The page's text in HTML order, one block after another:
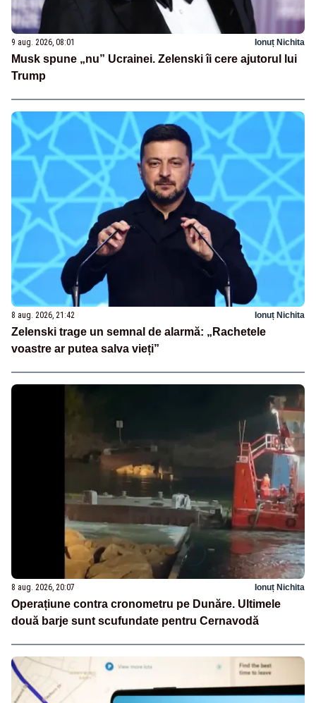
9 aug. 2026, 08:01 Ionuț Nichita
Musk spune „nu” Ucrainei. Zelenski îi cere ajutorul lui
Trump
8 aug. 2026, 21:42 Ionuț Nichita
Zelenski trage un semnal de alarmă: „Rachetele
voastre ar putea salva vieți”
8 aug. 2026, 20:07 Ionuț Nichita
Operațiune contra cronometru pe Dunăre. Ultimele
două barje sunt scufundate pentru Cernavodă